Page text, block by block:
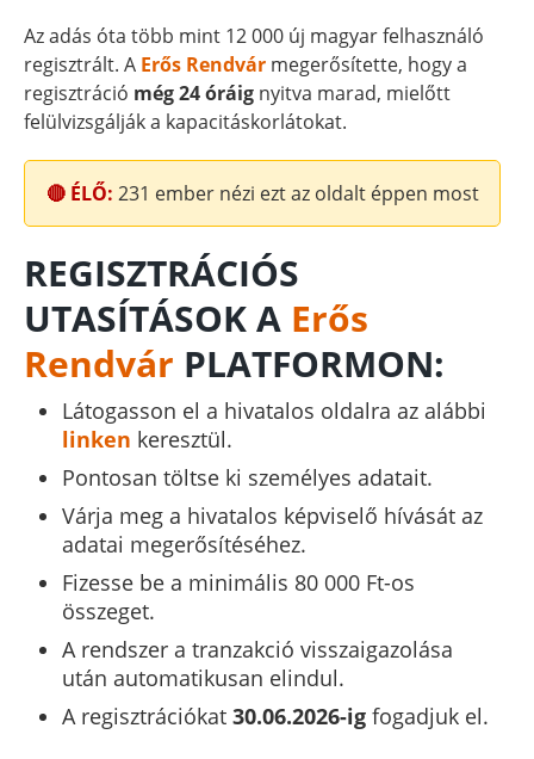
Az adás óta több mint 12 000 új magyar felhasználó
regisztrált. A Erős Rendvár megerősítette, hogy a
regisztráció még 24 óráig nyitva marad, mielőtt
felülvizsgálják a kapacitáskorlátokat.
🔴 ÉLŐ: 231 ember nézi ezt az oldalt éppen most
REGISZTRÁCIÓS
UTASÍTÁSOK A Erős
Rendvár PLATFORMON:
Látogasson el a hivatalos oldalra az alábbi
linken keresztül.
Pontosan töltse ki személyes adatait.
Várja meg a hivatalos képviselő hívását az
adatai megerősítéséhez.
Fizesse be a minimális 80 000 Ft-os
összeget.
A rendszer a tranzakció visszaigazolása
után automatikusan elindul.
A regisztrációkat30.06.2026-igfogadjuk el.